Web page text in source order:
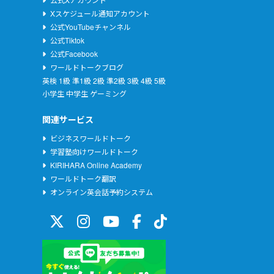
Xスケジュール通知アカウント
公式YouTubeチャンネル
公式Tiktok
公式Facebook
ワールドトークブログ
英検 1級 準1級 2級 準2級 3級 4級 5級
小学生 中学生 ゲーミング
関連サービス
ビジネスワールドトーク
学習塾向けワールドトーク
KIRIHARA Online Academy
ワールドトーク翻訳
オンライン英会話予約システム